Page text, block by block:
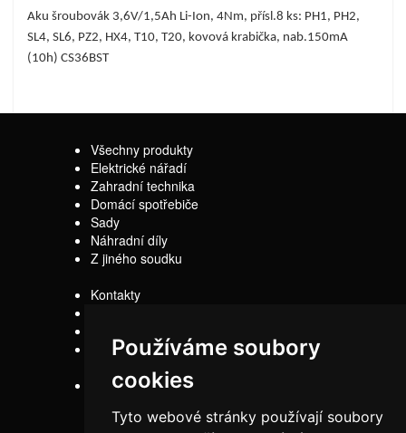
Používáme soubory
cookies
Tyto webové stránky používají soubory
Aku šroubovák 3,6V/1,5Ah Li-Ion, 4Nm, přísl.8 ks: PH1, PH2,
SL4, SL6, PZ2, HX4, T10, T20, kovová krabička, nab.150mA
(10h) CS36BST
Všechny produkty
Elektrické nářadí
Zahradní technika
Domácí spotřebiče
Sady
Náhradní díly
Z jiného soudku
Kontakty
Obchodní
Reklamační řád